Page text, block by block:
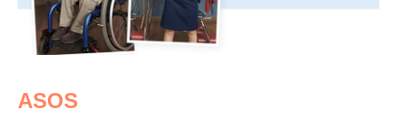
ASOS